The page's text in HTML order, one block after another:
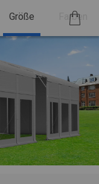
Größe Farben